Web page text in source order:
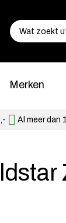
Merken
Al meer dan